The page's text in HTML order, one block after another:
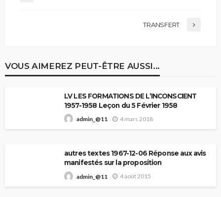
TRANSFERT
VOUS AIMEREZ PEUT-ÊTRE AUSSI...
LV LES FORMATIONS DE L’INCONSCIENT
1957-1958 Leçon du 5 Février 1958
admin_@11 4 mars 2018
autres textes 1967-12-06 Réponse aux avis
manifestés sur la proposition
admin_@11 4 août 2015